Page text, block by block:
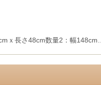
ｘ長さ48cm数量2：幅148cm…